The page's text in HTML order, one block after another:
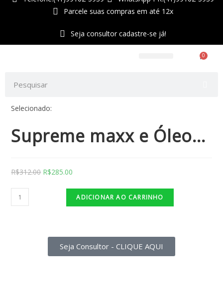
Parcele suas compras em até 12x
Seja consultor cadastre-se já!
0
Selecionado:
Supreme maxx e Óleo…
R$312.00 R$285.00
ADICIONAR AO CARRINHO
Seja Consultor - CLIQUE AQUI